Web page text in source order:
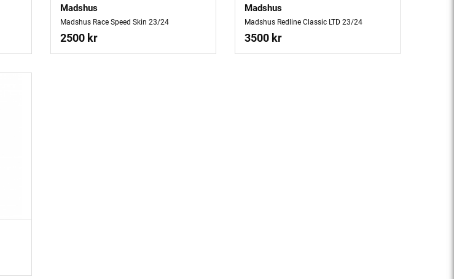
Madshus
Madshus Race Speed Skin 23/24
2500 kr
Madshus
Madshus Redline Classic LTD 23/24
3500 kr